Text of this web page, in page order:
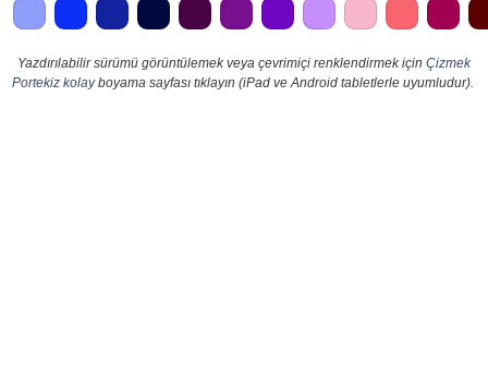
Yazdırılabilir sürümü görüntülemek veya çevrimiçi renklendirmek için Çizmek
Portekiz kolayboyama sayfası tıklayın (iPad ve Android tabletlerle uyumludur).